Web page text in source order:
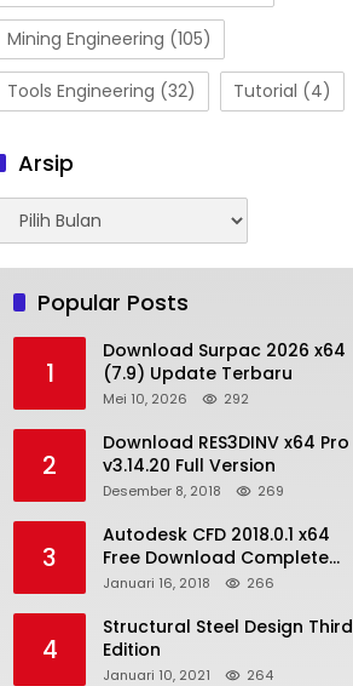
Mining Engineering (105)
Tools Engineering (32) Tutorial (4)
Arsip
Arsip
Popular Posts
1
Download Surpac 2026 x64
(7.9) Update Terbaru
Mei 10, 2026 292
2
Download RES3DINV x64 Pro
v3.14.20 Full Version
Desember 8, 2018 269
3
Autodesk CFD 2018.0.1 x64
Free Download Complete
With Keygen
Januari 16, 2018 266
4
Structural Steel Design Third
Edition
Januari 10, 2021 264